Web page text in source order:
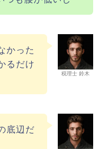
税理士 鈴木
かった
るだけ
底辺だ